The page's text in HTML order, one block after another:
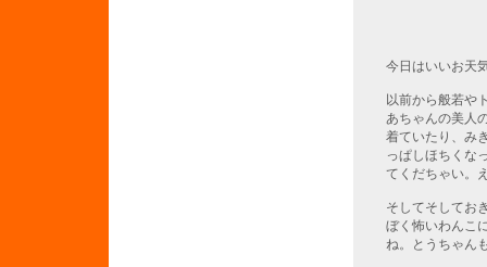
今日はいいお天
以前から般若や
あちゃんの美人
着ていたり、み
っぱしほちくな
てくだちゃい。
そしてそしてお
ぼく怖いわんこ
ね。とうちゃん